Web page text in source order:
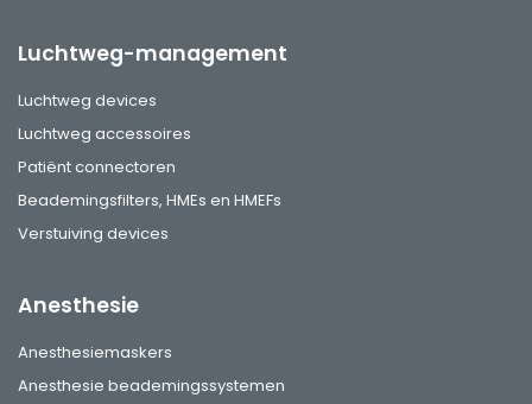
Luchtweg-management
Luchtweg devices
Luchtweg accessoires
Patiënt connectoren
Beademingsfilters, HMEs en HMEFs
Verstuiving devices
Anesthesie
Anesthesiemaskers
Anesthesie beademingssystemen